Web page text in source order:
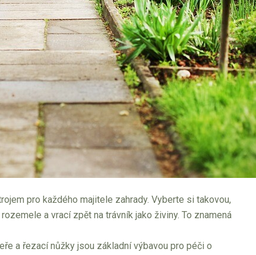
pro každého majitele zahrady. Vyberte si takovou,
a vrací zpět na trávník jako živiny. To znamená
a řezací nůžky jsou základní výbavou pro péči o